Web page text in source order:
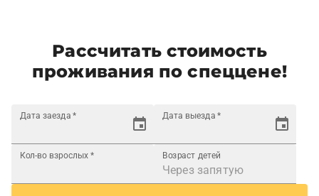
Рассчитать стоимость
проживания по спеццене!
Дата заезда * Дата выезда *
Кол-во взрослых * Возраст детей